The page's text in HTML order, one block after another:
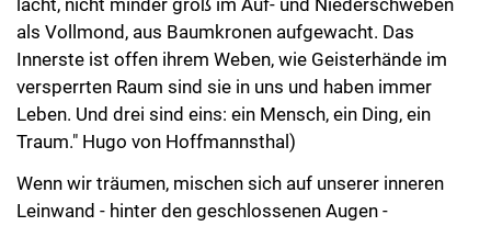
lacht, nicht minder groß im Auf- und Niederschweben
als Vollmond, aus Baumkronen aufgewacht. Das
Innerste ist offen ihrem Weben, wie Geisterhände im
versperrten Raum sind sie in uns und haben immer
Leben. Und drei sind eins: ein Mensch, ein Ding, ein
Traum." Hugo von Hoffmannsthal)
Wenn wir träumen, mischen sich auf unserer inneren
Leinwand - hinter den geschlossenen Augen -